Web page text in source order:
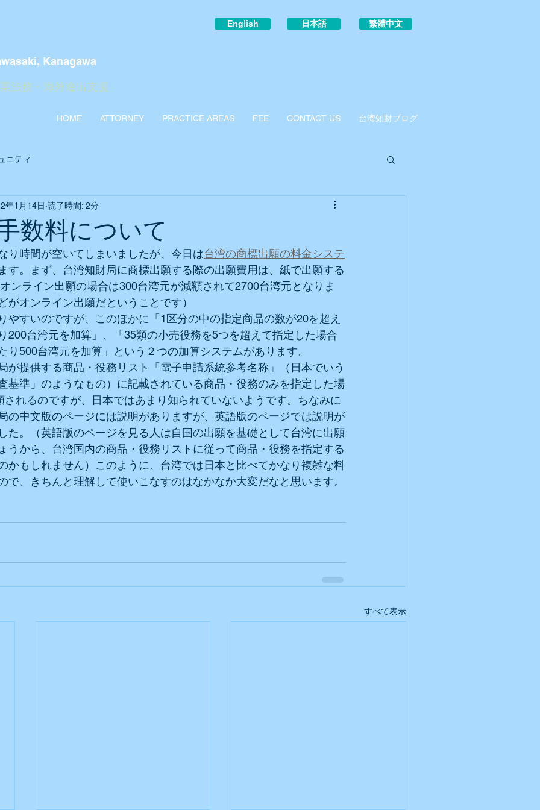
English 日本語 繁體中文
Kanagawa
法務・海外進出支援
HOME ATTORNEY PRACTICE AREAS FEE CONTACT US 台湾知財ブログ
ニティ
数料について
年1月14日 読了時間: 2分
時間が空いてしまいましたが、今日は台湾の商標出願の料金システ
す。まず、台湾知財局に商標出願する際の出願費用は、紙で出願する
ンライン出願の場合は300台湾元が減額されて2700台湾元となりま
がオンライン出願だということです）
すいのですが、このほかに「1区分の中の指定商品の数が20を超え
200台湾元を加算」、「35類の小売役務を5つを超えて指定した場合
り500台湾元を加算」という２つの加算システムがあります。
提供する商品・役務リスト「電子申請系統参考名称」（日本でいう
基準」のようなもの）に記載されている商品・役務のみを指定した場
されるのですが、日本ではあまり知られていないようです。ちなみに
の中文版のページには説明がありますが、英語版のページでは説明が
た。（英語版のページを見る人は自国の出願を基礎として台湾に出願
うから、台湾国内の商品・役務リストに従って商品・役務を指定する
かもしれません）このように、台湾では日本と比べてかなり複雑な料
で、きちんと理解して使いこなすのはなかなか大変だなと思います。
すべて表示